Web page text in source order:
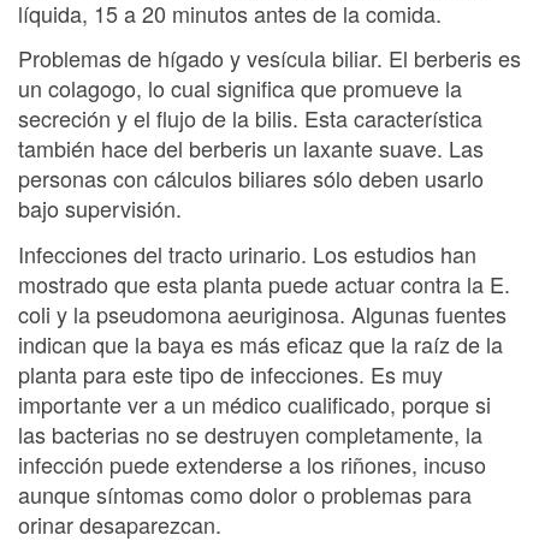
líquida, 15 a 20 minutos antes de la comida.
Problemas de hígado y vesícula biliar. El berberis es
un colagogo, lo cual significa que promueve la
secreción y el flujo de la bilis. Esta característica
también hace del berberis un laxante suave. Las
personas con cálculos biliares sólo deben usarlo
bajo supervisión.
Infecciones del tracto urinario. Los estudios han
mostrado que esta planta puede actuar contra la E.
coli y la pseudomona aeuriginosa. Algunas fuentes
indican que la baya es más eficaz que la raíz de la
planta para este tipo de infecciones. Es muy
importante ver a un médico cualificado, porque si
las bacterias no se destruyen completamente, la
infección puede extenderse a los riñones, incuso
aunque síntomas como dolor o problemas para
orinar desaparezcan.